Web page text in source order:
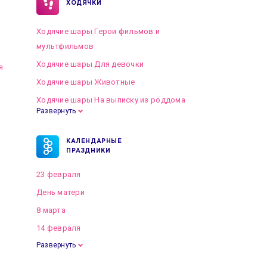
ХОДЯЧКИ
Ходячие шары Герои фильмов и
мультфильмов
Ходячие шары Для девочки
Ходячие шары Животные
Ходячие шары На выписку из роддома
Развернуть
КАЛЕНДАРНЫЕ
ПРАЗДНИКИ
23 февраля
День матери
8 марта
14 февраля
Развернуть